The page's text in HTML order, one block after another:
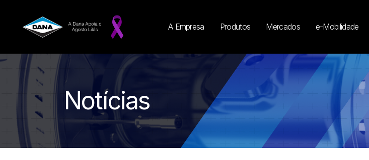
A Empresa Produtos Mercados e-Mobilidade
Notícias